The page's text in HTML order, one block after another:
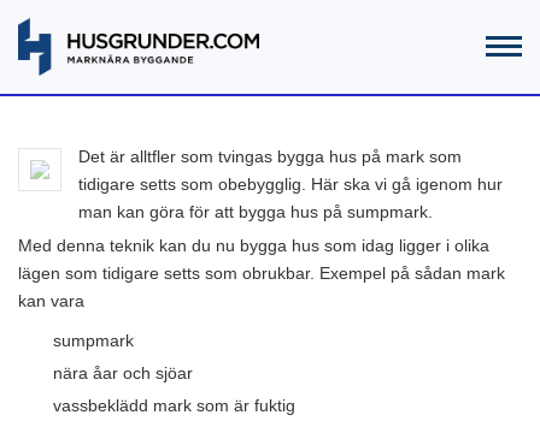
Det är alltfler som tvingas bygga hus på mark som
tidigare setts som obebygglig. Här ska vi gå igenom hur
man kan göra för att bygga hus på sumpmark.
Med denna teknik kan du nu bygga hus som idag ligger i olika
lägen som tidigare setts som obrukbar. Exempel på sådan mark
kan vara
sumpmark
nära åar och sjöar
vassbeklädd mark som är fuktig